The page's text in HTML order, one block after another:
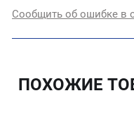
Сообщить об ошибке в
ПОХОЖИЕ